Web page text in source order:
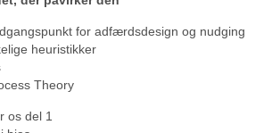
for adfærdsdesign og nudging
heuristikker
Theory
os del 1